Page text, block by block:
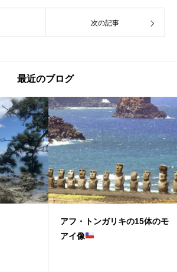
次の記事
最近のブログ
アフ・トンガリキの15体のモ
アイ像